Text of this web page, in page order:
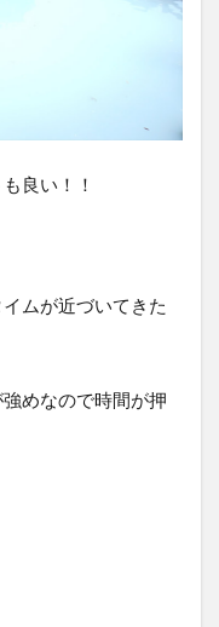
良い！！
ムが近づいてきた
めなので時間が押